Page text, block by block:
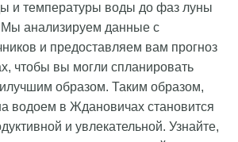
и температуры воды до фаз луны
Мы анализируем данные с
и предоставляем вам прогноз
чтобы вы могли спланировать
образом. Таким образом,
водоем в Ждановичах становится
и увлекательной. Узнайте,